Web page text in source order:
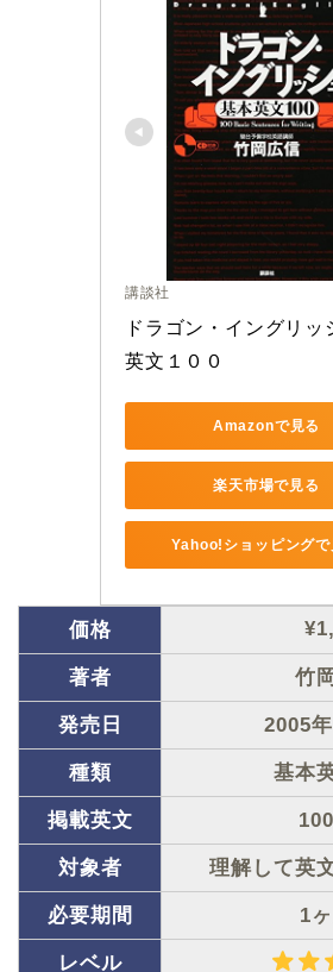
講談社
ドラゴン・イングリッ
英文１００
Amazonで見る
楽天市場で見る
Yahoo!ショッピングで
価格
著者 竹
発売日 2005
種類 基本
掲載英文
対象者 理解して英
必要期間 1
レベル